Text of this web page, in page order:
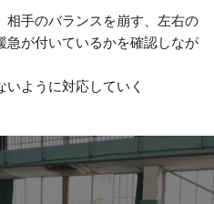
相手のバランスを崩す、左右の
急が付いているかを確認しなが
いように対応していく